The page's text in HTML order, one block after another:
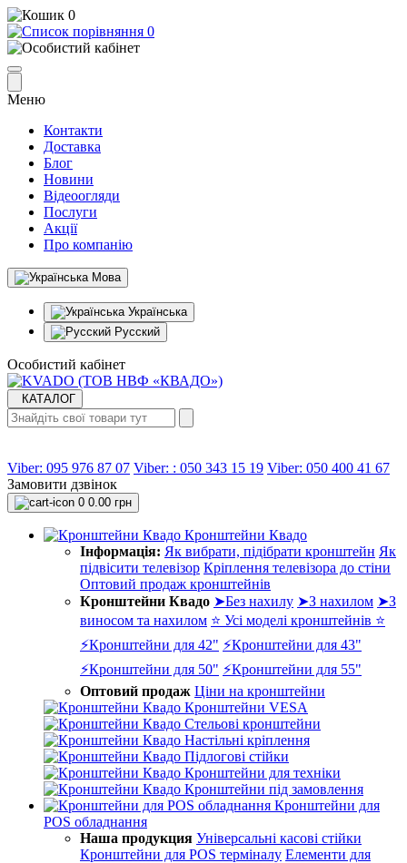
0
0
Меню
Контакти
Доставка
Блог
Новини
Відеоогляди
Послуги
Акції
Про компанію
Мова
Українська
Русский
Особистий кабінет
КАТАЛОГ
Viber: 095 976 87 07 Viber: : 050 343 15 19‬ Viber: 050 400 41 67
Замовити дзвінок
0 0.00 грн
Кронштейни Квадо
Інформація: Як вибрати, підібрати кронштейн Як
підвісити телевізор Кріплення телевізора до стіни
Оптовий продаж кронштейнів
Кронштейни Квадо ➤Без нахилу ➤З нахилом ➤З
виносом та нахилом ⭐ Усі моделі кронштейнів ⭐
⚡Кронштейни для 42" ⚡Кронштейни для 43"
⚡Кронштейни для 50" ⚡Кронштейни для 55"
Оптовий продаж Ціни на кронштейни
Кронштейни VESA
Стельові кронштейни
Настільні кріплення
Підлогові стійки
Кронштейни для техніки
Кронштейни під замовлення
Кронштейни для
POS обладнання
Наша продукция Універсальні касові стійки
Кронштейни для POS терміналу Елементи для